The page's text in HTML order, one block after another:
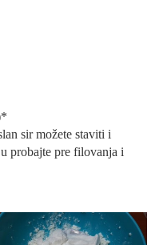
sir možete staviti i
probajte pre filovanja i